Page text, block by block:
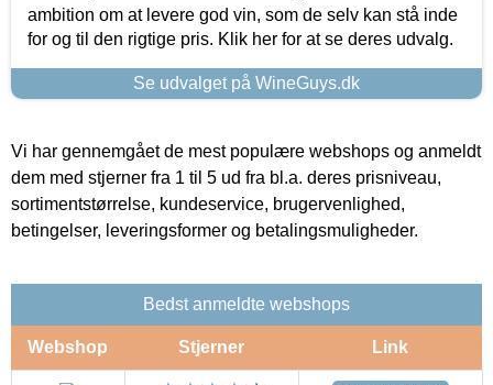
ambition om at levere god vin, som de selv kan stå inde
for og til den rigtige pris. Klik her for at se deres udvalg.
Se udvalget på WineGuys.dk
Vi har gennemgået de mest populære webshops og anmeldt
dem med stjerner fra 1 til 5 ud fra bl.a. deres prisniveau,
sortimentstørrelse, kundeservice, brugervenlighed,
betingelser, leveringsformer og betalingsmuligheder.
Bedst anmeldte webshops
Webshop Stjerner Link